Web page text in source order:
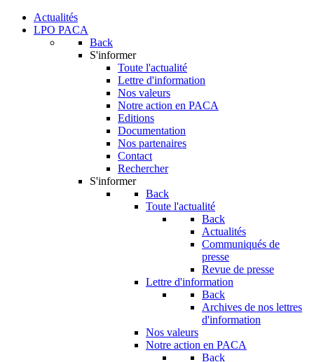
Actualités
LPO PACA
Back
S'informer
Toute l'actualité
Lettre d'information
Nos valeurs
Notre action en PACA
Editions
Documentation
Nos partenaires
Contact
Rechercher
S'informer
Back
Toute l'actualité
Back
Actualités
Communiqués de
presse
Revue de presse
Lettre d'information
Back
Archives de nos lettres
d'information
Nos valeurs
Notre action en PACA
Back